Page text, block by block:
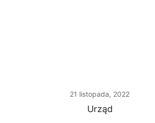
21 listopada, 2022
Urząd